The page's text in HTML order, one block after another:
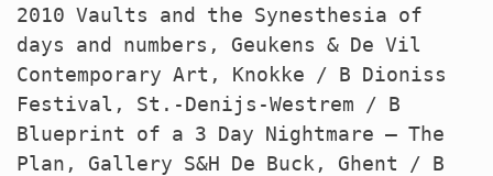
2010 Vaults and the Synesthesia of
days and numbers, Geukens & De Vil
Contemporary Art, Knokke / B Dioniss
Festival, St.-Denijs-Westrem / B
Blueprint of a 3 Day Nightmare – The
Plan, Gallery S&H De Buck, Ghent / B